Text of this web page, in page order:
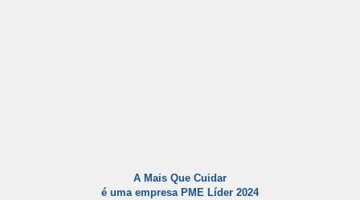
A Mais Que Cuidar
é uma empresa PME Líder 2024